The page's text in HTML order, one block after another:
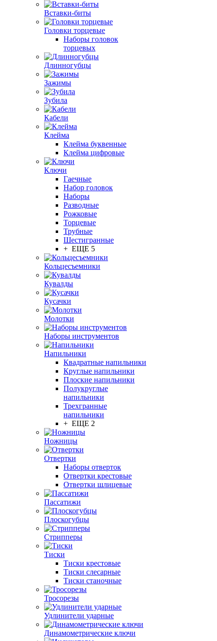
Вставки-биты
Головки торцевые
Наборы головок
торцевых
Длинногубцы
Зажимы
Зубила
Кабели
Клейма
Клейма буквенные
Клейма цифровые
Ключи
Гаечные
Набор головок
Наборы
Разводные
Рожковые
Торцевые
Трубные
Шестигранные
+ ЕЩЕ 5
Кольцесъемники
Кувалды
Кусачки
Молотки
Наборы инструментов
Напильники
Квадратные напильники
Круглые напильники
Плоские напильники
Полукруглые
напильники
Трехгранные
напильники
+ ЕЩЕ 2
Ножницы
Отвертки
Наборы отверток
Отвертки крестовые
Отвертки шлицевые
Пассатижи
Плоскогубцы
Стрипперы
Тиски
Тиски крестовые
Тиски слесарные
Тиски станочные
Тросорезы
Удлинители ударные
Динамометрические ключи